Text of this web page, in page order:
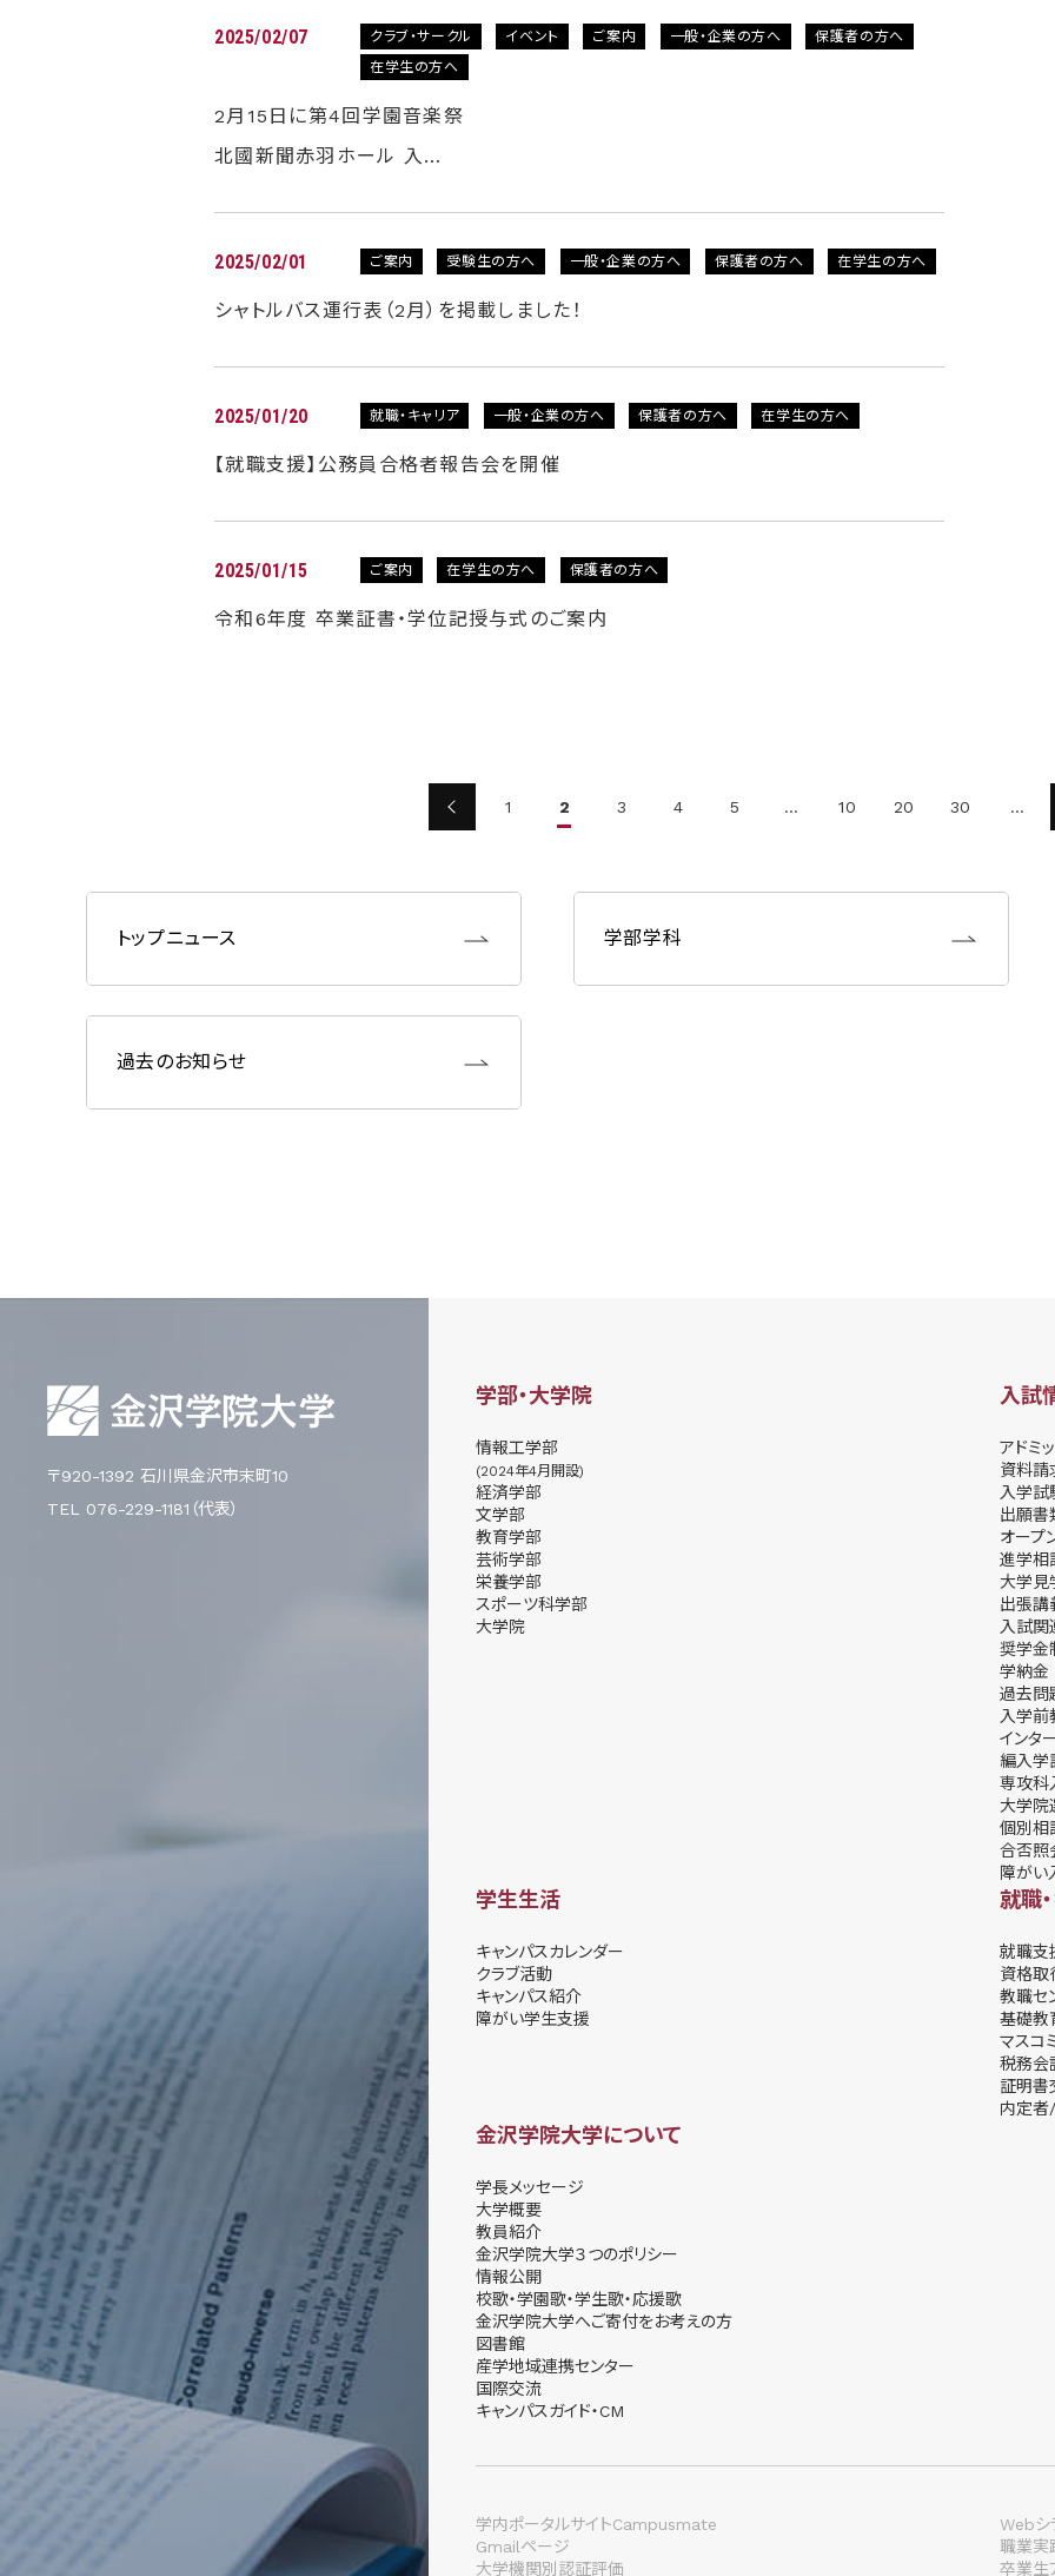
2025/02/07 クラブ・サークル イベント ご案内 一般・企業の方へ
保護者の方へ
在学生の方へ
2月15日に第4回学園音楽祭
北國新聞赤羽ホール 入…
2025/02/01 ご案内 受験生の方へ 一般・企業の方へ 保護者の方へ 在学生の方へ
シャトルバス運行表（2月）を掲載しました！
2025/01/20 就職・キャリア 一般・企業の方へ 保護者の方へ 在学生の方へ
【就職支援】公務員合格者報告会を開催
2025/01/15 ご案内 在学生の方へ 保護者の方へ
令和6年度 卒業証書・学位記授与式のご案内
1 2 3 4 5 … 10 20 30 …
トップニュース 学部学科
過去のお知らせ
〒920-1392 石川県金沢市末町10
TEL 076-229-1181（代表）
学部・大学院
情報工学部
(2024年4月開設)
経済学部
文学部
教育学部
芸術学部
栄養学部
スポーツ科学部
大学院
入試
アドミ
資料請
⼊学試
出願書
オープ
進学相
⼤学⾒
出張講
⼊試関
奨学⾦
学納⾦
過去問
入学前
インタ
編入学
専攻科
大学院
個別相
合否照
障がい
学生生活
キャンパスカレンダー
クラブ活動
キャンパス紹介
障がい学⽣⽀援
就職
就職支
資格取
教職セ
基礎教
マスコ
税務会
証明書
内定者
金沢学院大学について
学長メッセージ
大学概要
教員紹介
金沢学院大学３つのポリシー
情報公開
校歌・学園歌・学生歌・応援歌
金沢学院大学へご寄付をお考えの方
図書館
産学地域連携センター
国際交流
キャンパスガイド・CM
学内ポータルサイトCampusmate
Webシ
Gmailページ
職業実
大学機関別認証評価
卒業生